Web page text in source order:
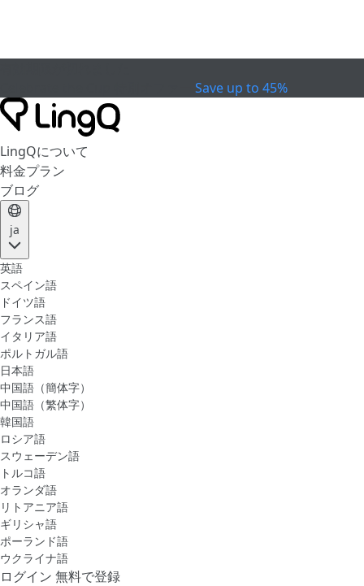
Save up to 45%
LingQについて
料金プラン
ブログ
ja
英語
スペイン語
ドイツ語
フランス語
イタリア語
ポルトガル語
日本語
中国語（簡体字）
中国語（繁体字）
韓国語
ロシア語
スウェーデン語
トルコ語
オランダ語
リトアニア語
ギリシャ語
ポーランド語
ウクライナ語
ログイン 無料で登録